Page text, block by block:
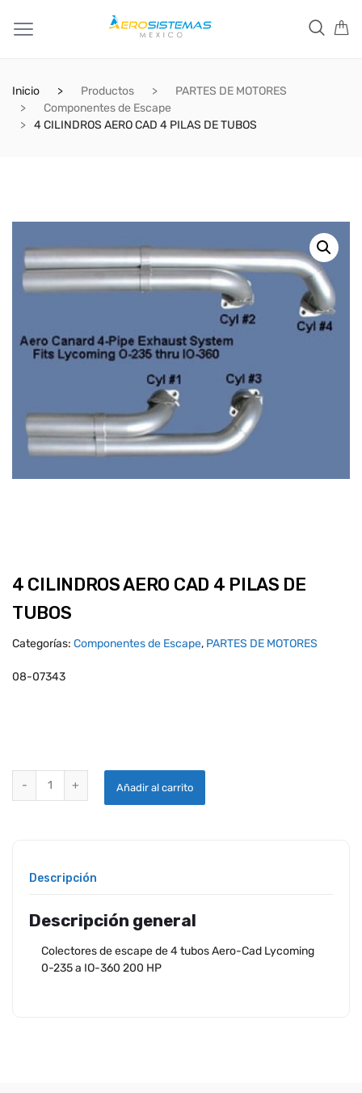
Inicio Productos
PARTES DE MOTORES
Componentes de Escape
4 CILINDROS AERO CAD 4 PILAS DE TUBOS
4 CILINDROS AERO CAD 4 PILAS DE
TUBOS
Categorías: Componentes de Escape, PARTES DE MOTORES
08-07343
4 CILINDROS AERO CAD 4 PILAS DE TUBOS quantity
Añadir al carrito
Descripción
Descripción general
Colectores de escape de 4 tubos Aero-Cad Lycoming
0-235 a IO-360 200 HP